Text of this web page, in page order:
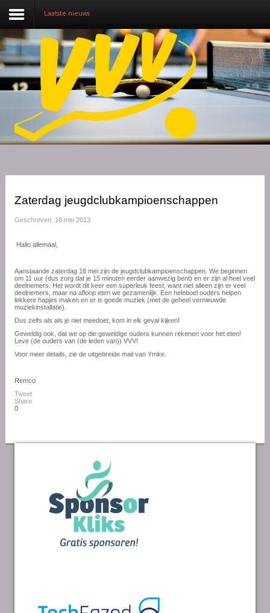
Nieuws
Over VVV
Lidmaatschap
Competitie
Sponsoring
Media
English
Laatste nieuws
Zaterdag jeugdclubkampioenschappen
Geschreven: 16 mei 2013
Hallo allemaal,
Aanstaande zaterdag 18 mei zijn de jeugdclubkampioenschappen. We beginnen
om 11 uur (dus zorg dat je 15 minuten eerder aanwezig bent) en er zijn al heel veel
deelnemers. Het wordt dit keer een superleuk feest, want niet alleen zijn er veel
deelnemers, maar na afloop eten we gezamenlijk. Een heleboel ouders helpen
lekkere hapjes maken en er is goede muziek (met de geheel vernieuwde
muziekinstallatie).
Dus zelfs als als je niet meedoet, kom in elk geval kijken!
Geweldig ook, dat we op die geweldige ouders kunnen rekenen voor het eten!
Leve (de ouders van (de leden van)) VVV!
Voor meer details, zie de uitgebreide mail van Ymke.
Remco
Tweet
Share
0